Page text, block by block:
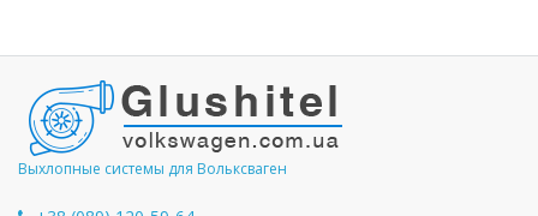
Выхлопные системы для Вольксваген